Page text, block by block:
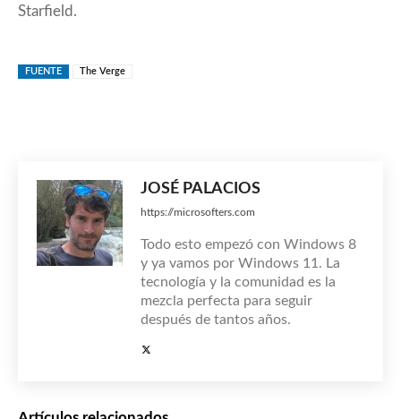
Starfield.
FUENTE The Verge
JOSÉ PALACIOS
https://microsofters.com
Todo esto empezó con Windows 8
y ya vamos por Windows 11. La
tecnología y la comunidad es la
mezcla perfecta para seguir
después de tantos años.